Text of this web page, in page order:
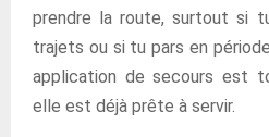
prendre la route, surtout si
trajets ou si tu pars en
application de secours est
elle est déjà prête à servir.